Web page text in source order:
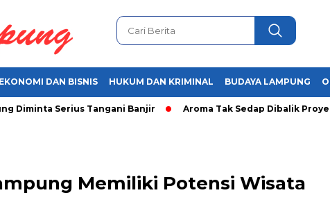
EKONOMI DAN BISNIS HUKUM DAN KRIMINAL BUDAYA LAMPUNG
Serius Tangani Banjir Aroma Tak Sedap Dibalik Proyek
Memiliki Potensi Wisata